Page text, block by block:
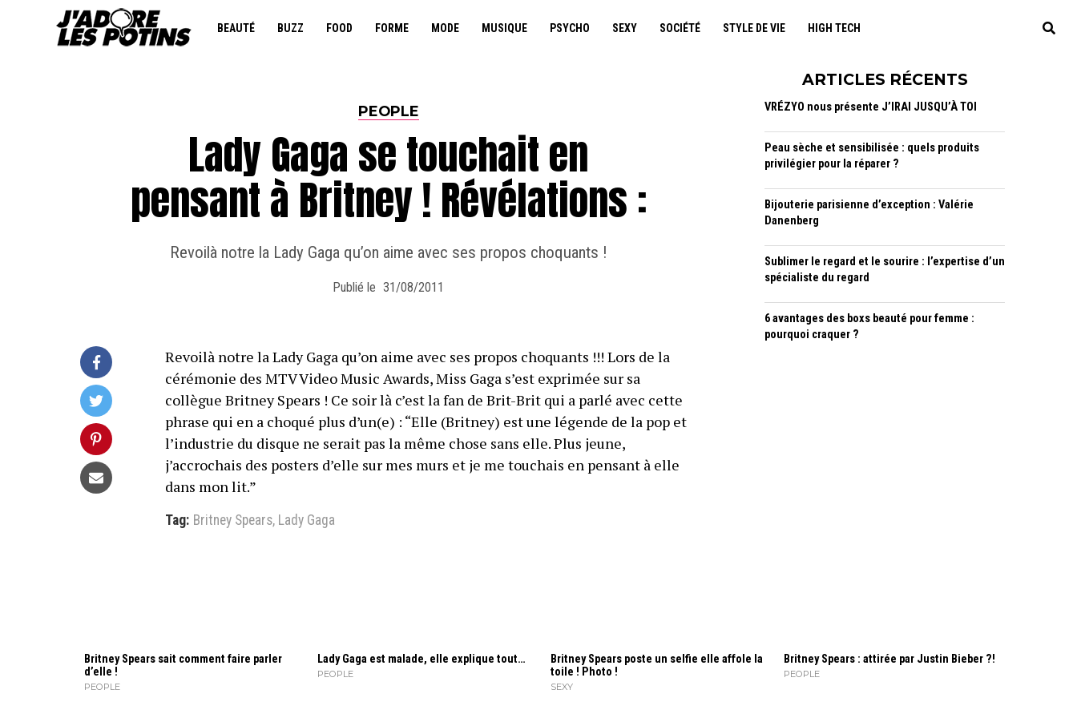
BEAUTÉ BUZZ FOOD FORME MODE MUSIQUE PSYCHO SEXY SOCIÉTÉ STYLE DE VIE HIGH TECH
PEOPLE
Lady Gaga se touchait en
pensant à Britney ! Révélations :
Revoilà notre la Lady Gaga qu’on aime avec ses propos choquants !
Publié le 31/08/2011
Revoilà notre la Lady Gaga qu’on aime avec ses propos choquants !!! Lors de la
cérémonie des MTV Video Music Awards, Miss Gaga s’est exprimée sur sa
collègue Britney Spears ! Ce soir là c’est la fan de Brit-Brit qui a parlé avec cette
phrase qui en a choqué plus d’un(e) : “Elle (Britney) est une légende de la pop et
l’industrie du disque ne serait pas la même chose sans elle. Plus jeune,
j’accrochais des posters d’elle sur mes murs et je me touchais en pensant à elle
dans mon lit.”
Tag: Britney Spears, Lady Gaga
ARTICLES RÉCENTS
VRÉZYO nous présente J’IRAI JUSQU’À TOI
Peau sèche et sensibilisée : quels produits
privilégier pour la réparer ?
Bijouterie parisienne d’exception : Valérie
Danenberg
Sublimer le regard et le sourire : l’expertise d’un
spécialiste du regard
6 avantages des boxs beauté pour femme :
pourquoi craquer ?
Britney Spears sait comment faire parler
d’elle !
PEOPLE
Lady Gaga est malade, elle explique tout…
PEOPLE
Britney Spears poste un selfie elle affole la
toile ! Photo !
SEXY
Britney Spears : attirée par Justin Bieber ?!
PEOPLE